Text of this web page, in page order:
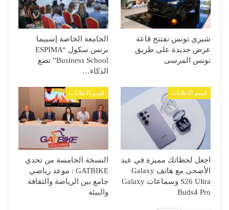
شيري تونس تفتتح قاعة
عرض جديدة على طريق
تونس المرسى
الجامعة الخاصة إسبيما
بزنس سكول “ESPIMA
Business School” تضع
الذكاء…
قسم الاعلانات
اجعل لحظاتك مميزة في عيد
الأضحى مع هاتف Galaxy
S26 Ultra وسماعات Galaxy
Buds4 Pro
قسم الاعلانات
النسخة الخامسة من تحدي
GATBIKE : موعد رياضي
جامع بين الرياضة والثقافة
والبيئة